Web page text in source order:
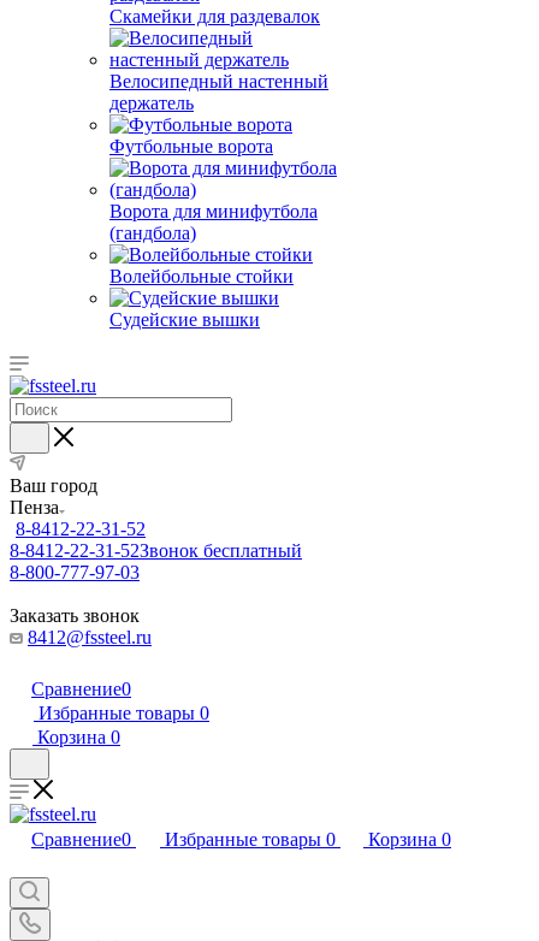
Скамейки для раздевалок
Велосипедный настенный
держатель
Футбольные ворота
Ворота для минифутбола
(гандбола)
Волейбольные стойки
Судейские вышки
Ваш город
Пенза
8-8412-22-31-52
8-8412-22-31-52Звонок бесплатный
8-800-777-97-03
Заказать звонок
8412@fssteel.ru
Сравнение0
Избранные товары 0
Корзина 0
Сравнение0 Избранные товары 0 Корзина 0